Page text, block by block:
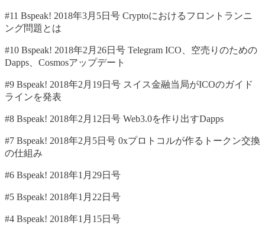
#11 Bspeak! 2018年3月5日号 Cryptoにおけるフロントランニ
ング問題とは
#10 Bspeak! 2018年2月26日号 Telegram ICO、空売りのための
Dapps、Cosmosアップデート
#9 Bspeak! 2018年2月19日号 スイス金融当局がICOのガイド
ラインを発表
#8 Bspeak! 2018年2月12日号 Web3.0を作り出すDapps
#7 Bspeak! 2018年2月5日号 0xプロトコルが作るトークン交換
の仕組み
#6 Bspeak! 2018年1月29日号
#5 Bspeak! 2018年1月22日号
#4 Bspeak! 2018年1月15日号